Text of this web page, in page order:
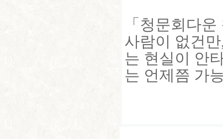
「청문회다
사람이 없건
는 현실이 안
는 언제쯤 가